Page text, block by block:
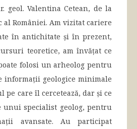
geol. Valentina Cetean, de la
României. Am vizitat cariere
în antichitate și în prezent,
teoretice, am învățat ce
folosi un arheolog pentru
informații geologice minimale
pe care îl cercetează, dar și ce
unui specialist geolog, pentru
avansate. Au participat